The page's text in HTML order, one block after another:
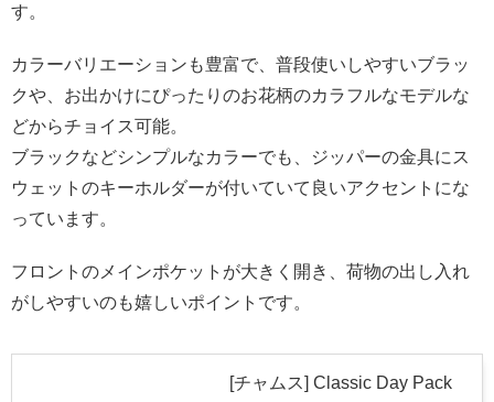
す。
カラーバリエーションも豊富で、普段使いしやすいブラッ
クや、お出かけにぴったりのお花柄のカラフルなモデルな
どからチョイス可能。
ブラックなどシンプルなカラーでも、ジッパーの金具にス
ウェットのキーホルダーが付いていて良いアクセントにな
っています。
フロントのメインポケットが大きく開き、荷物の出し入れ
がしやすいのも嬉しいポイントです。
[チャムス] Classic Day Pack